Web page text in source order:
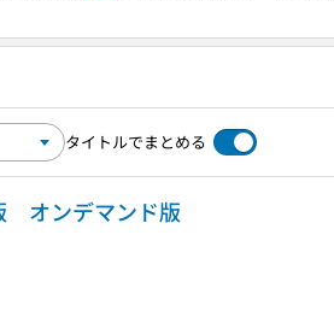
タイトルでまとめる
オンデマンド版